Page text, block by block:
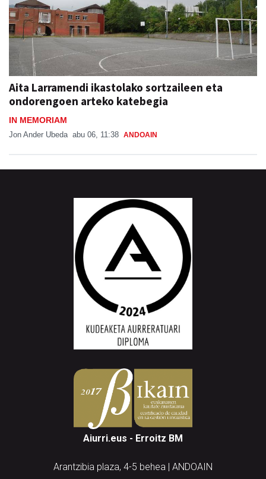
Aita Larramendi ikastolako sortzaileen eta
ondorengoen arteko katebegia
IN MEMORIAM
Jon Ander Ubeda abu 06, 11:38 ANDOAIN
Aiurri.eus - Erroitz BM
Arantzibia plaza, 4-5 behea | ANDOAIN